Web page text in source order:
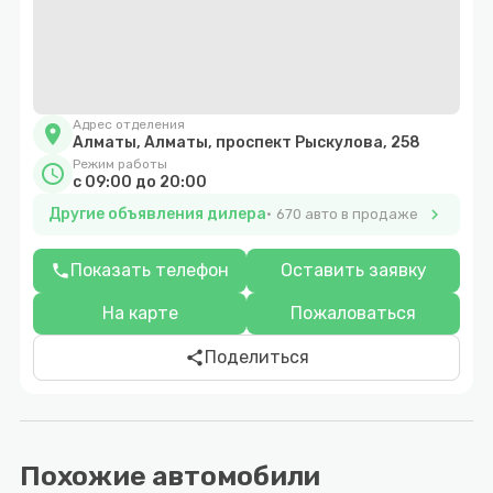
location_on Адрес отделения
Алматы, Алматы, проспект Рыскулова, 258
schedule Режим работы
с 09:00 до 20:00
Другие объявления дилера
670 авто в продаже chevron_right
phoneПоказать телефон Оставить заявку
На карте Пожаловаться
shareПоделиться
Похожие автомобили